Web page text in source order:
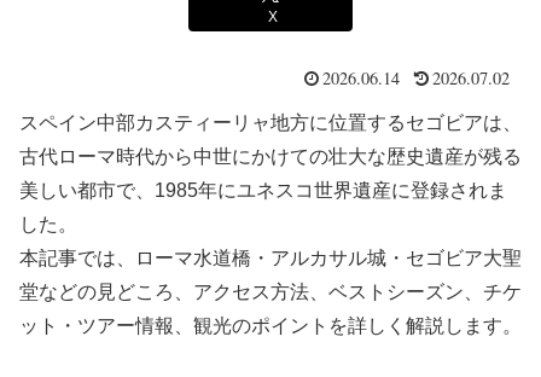
X
2026.06.14 2026.07.02
スペイン中部カスティーリャ地方に位置するセゴビアは、
古代ローマ時代から中世にかけての壮大な歴史遺産が残る
美しい都市で、1985年にユネスコ世界遺産に登録されま
した。
本記事では、ローマ水道橋・アルカサル城・セゴビア大聖
堂などの見どころ、アクセス方法、ベストシーズン、チケ
ット・ツアー情報、観光のポイントを詳しく解説します。